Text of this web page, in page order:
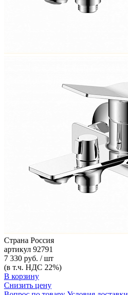
Страна Россия
артикул 92791
7 330 руб. / шт
(в т.ч. НДС 22%)
В корзину
Снизить цену